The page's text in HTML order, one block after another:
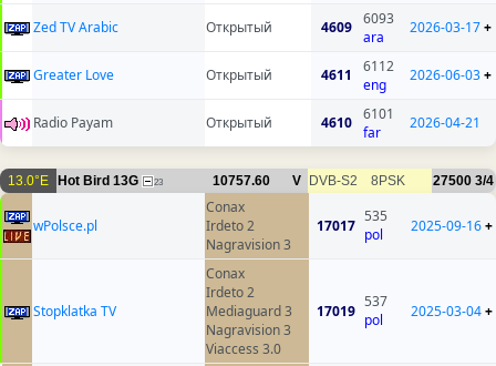
Zed TV Arabic Открытый 4609 6093
ara
2026-03-17+
Greater Love Открытый 4611
6112
eng
2026-06-03+
Radio Payam Открытый 4610 6101
far
2026-04-21
13.0°E Hot Bird 13G 23 10757.60 V DVB-S2 8PSK 27500 3/4
wPolsce.pl
Conax
Irdeto 2
Nagravision 3
17017
535
pol
2025-09-16+
Stopklatka TV
Conax
Irdeto 2
Mediaguard 3
Nagravision 3
Viaccess 3.0
17019
537
pol
2025-03-04+